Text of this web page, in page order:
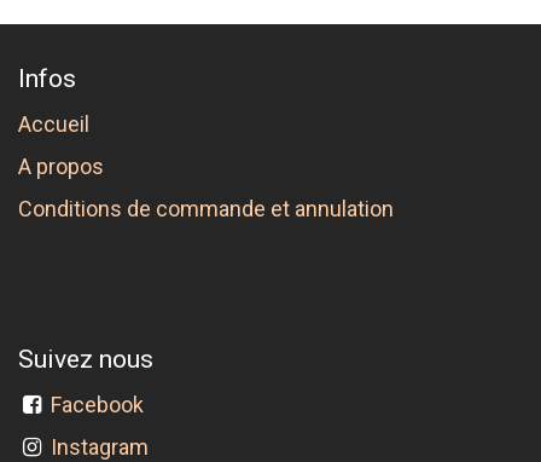
Infos
Accueil
A propos
Conditions de commande et annulation
Suivez nous
Facebook
Instagram